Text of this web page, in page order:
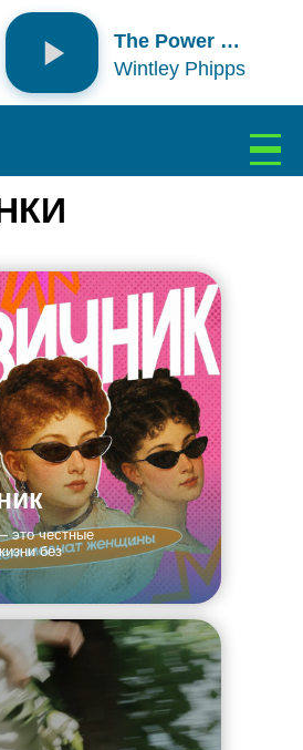
The Power Of a Dream
Wintley Phipps
это честные
без